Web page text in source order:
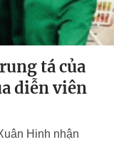
tá của
diễn viên
Hinh nhận